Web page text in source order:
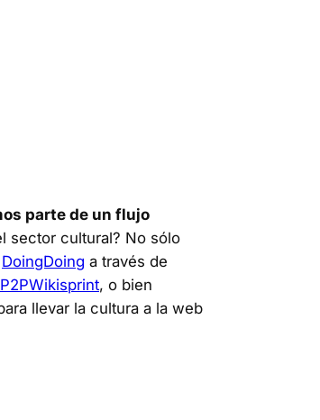
parte de un flujo
sector cultural? No sólo
DoingDoing a través de
, o bien
llevar la cultura a la web